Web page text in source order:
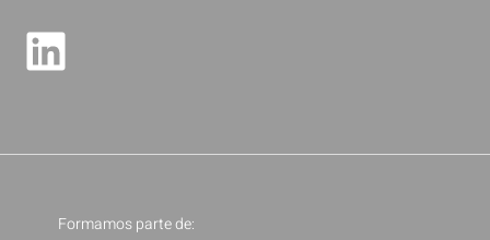
Formamos parte de: